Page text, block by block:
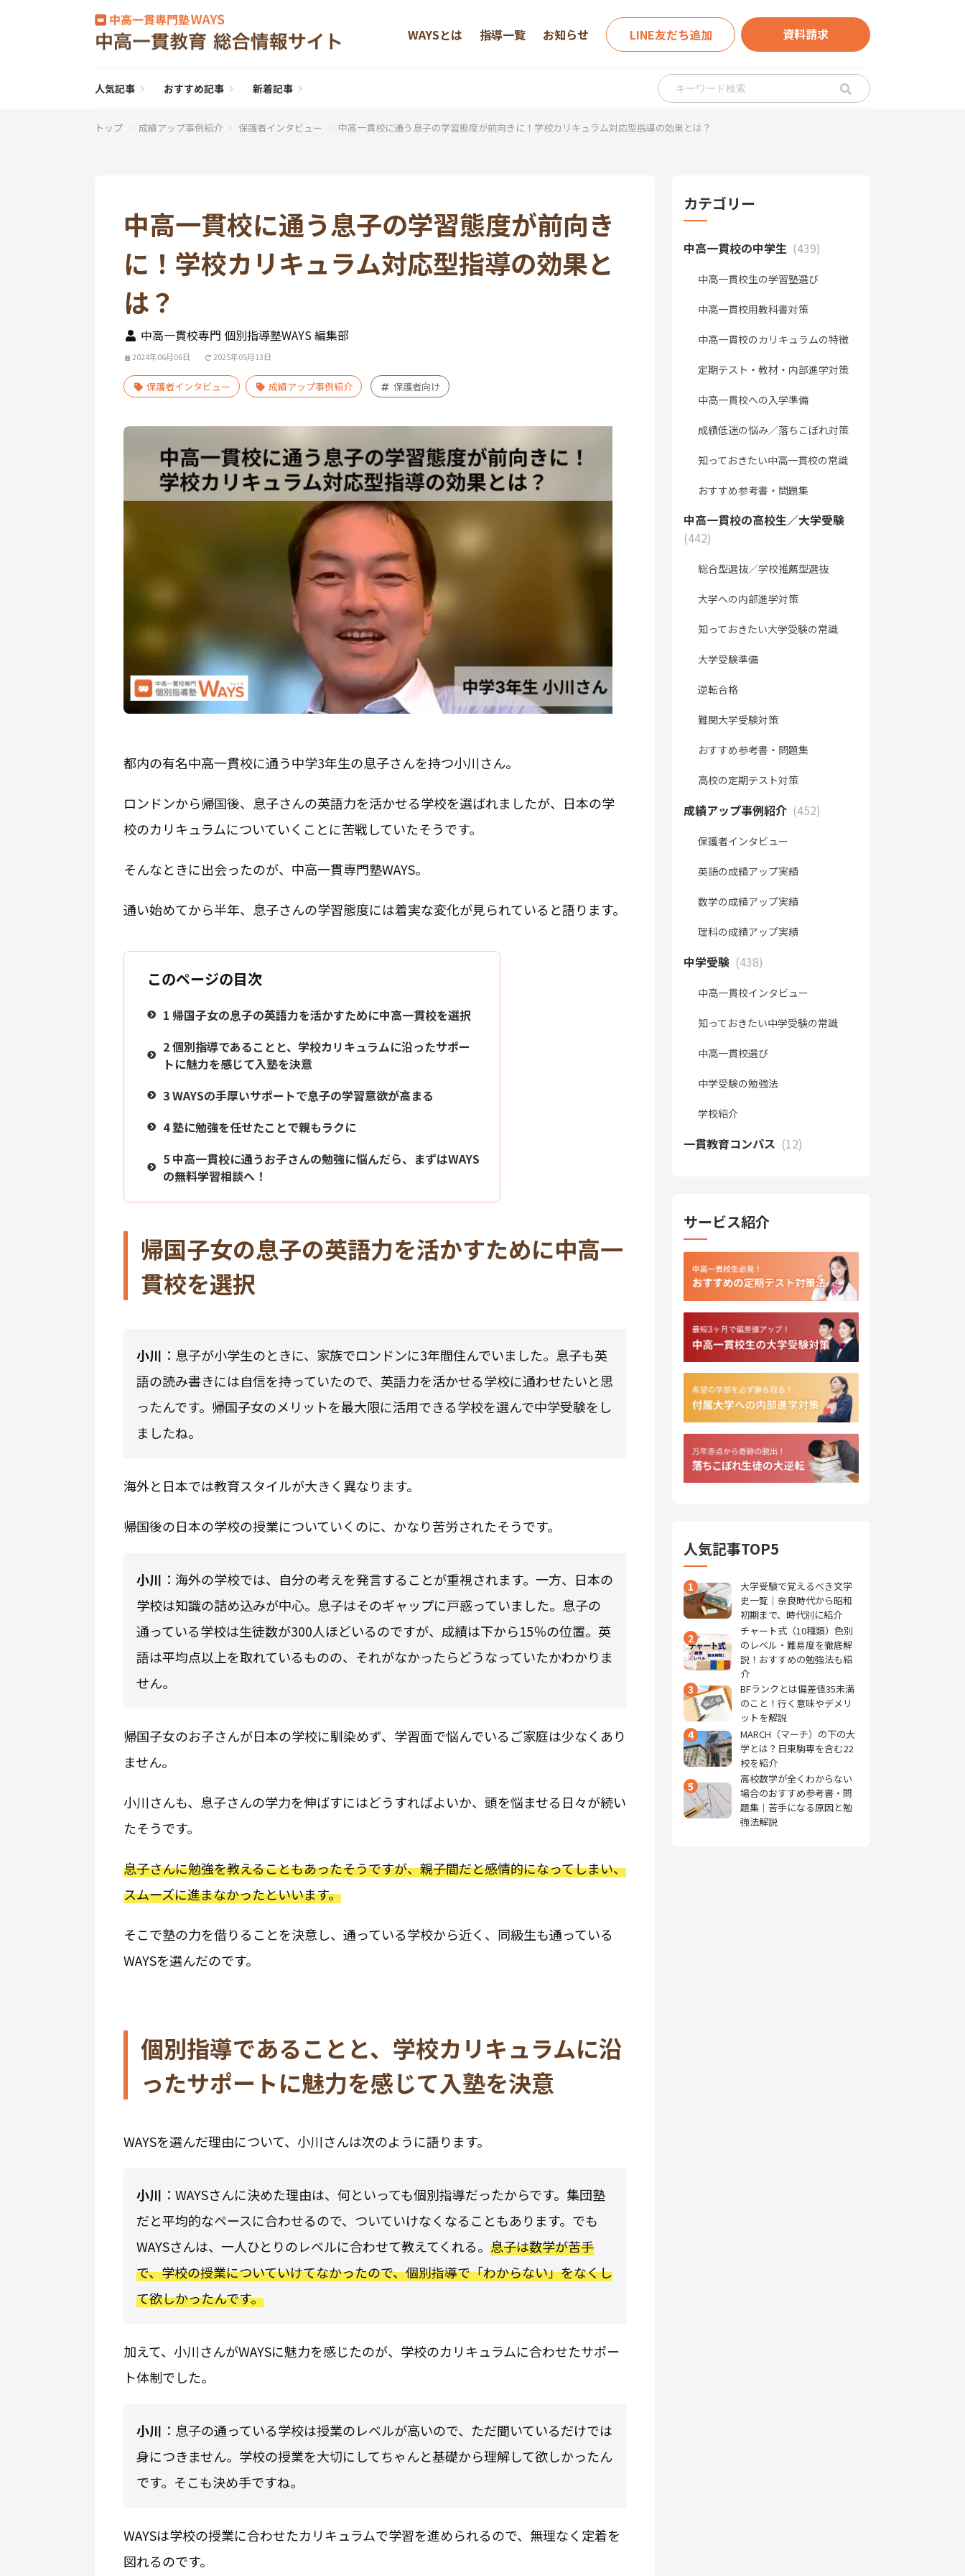
WAYSとは 指導一覧 お知らせ LINE友だち追加 資料請求
人気記事 おすすめ記事 新着記事
トップ 成績アップ事例紹介 保護者インタビュー 中高一貫校に通う息子の学習態度が前向きに！学校カリキュラム対応型指導の効果とは？
中高一貫校に通う息子の学習態度が前向き
に！学校カリキュラム対応型指導の効果と
は？
中高一貫校専門 個別指導塾WAYS 編集部
2024年06月06日 2025年05月13日
保護者インタビュー 成績アップ事例紹介 保護者向け
都内の有名中高一貫校に通う中学3年生の息子さんを持つ小川さん。
ロンドンから帰国後、息子さんの英語力を活かせる学校を選ばれましたが、日本の学
校のカリキュラムについていくことに苦戦していたそうです。
そんなときに出会ったのが、中高一貫専門塾WAYS。
通い始めてから半年、息子さんの学習態度には着実な変化が見られていると語ります。
このページの目次
1 帰国子女の息子の英語力を活かすために中高一貫校を選択
2個別指導であることと、学校カリキュラムに沿ったサポー
トに魅力を感じて入塾を決意
3WAYSの手厚いサポートで息子の学習意欲が高まる
4塾に勉強を任せたことで親もラクに
5 中高一貫校に通うお子さんの勉強に悩んだら、まずはWAYS
の無料学習相談へ！
帰国子女の息子の英語力を活かすために中高一
貫校を選択
小川 ：息子が小学生のときに、家族でロンドンに3年間住んでいました。息子も英
語の読み書きには自信を持っていたので、英語力を活かせる学校に通わせたいと思
ったんです。帰国子女のメリットを最大限に活用できる学校を選んで中学受験をし
ましたね。
海外と日本では教育スタイルが大きく異なります。
帰国後の日本の学校の授業についていくのに、かなり苦労されたそうです。
小川 ：海外の学校では、自分の考えを発言することが重視されます。一方、日本の
学校は知識の詰め込みが中心。息子はそのギャップに戸惑っていました。息子の
通っている学校は生徒数が300人ほどいるのですが、成績は下から15％の位置。英
語は平均点以上を取れているものの、それがなかったらどうなっていたかわかりま
せん。
帰国子女のお子さんが日本の学校に馴染めず、学習面で悩んでいるご家庭は少なくあり
ません。
小川さんも、息子さんの学力を伸ばすにはどうすればよいか、頭を悩ませる日々が続い
たそうです。
息子さんに勉強を教えることもあったそうですが、親子間だと感情的になってしまい、
スムーズに進まなかったといいます。
そこで塾の力を借りることを決意し、通っている学校から近く、同級生も通っている
WAYSを選んだのです。
個別指導であることと、学校カリキュラムに沿
ったサポートに魅力を感じて入塾を決意
WAYSを選んだ理由について、小川さんは次のように語ります。
小川 ：WAYSさんに決めた理由は、何といっても個別指導だったからです。集団塾
だと平均的なペースに合わせるので、ついていけなくなることもあります。でも
WAYSさんは、一人ひとりのレベルに合わせて教えてくれる。 息子は数学が苦手
で、学校の授業についていけてなかったので、個別指導で「わからない」をなくし
て欲しかったんです。
加えて、小川さんがWAYSに魅力を感じたのが、学校のカリキュラムに合わせたサポー
ト体制でした。
小川 ：息子の通っている学校は授業のレベルが高いので、ただ聞いているだけでは
身につきません。学校の授業を大切にしてちゃんと基礎から理解して欲しかったん
です。そこも決め手ですね。
WAYSは学校の授業に合わせたカリキュラムで学習を進められるので、無理なく定着を
図れるのです。
カテゴリー
中高一貫校の中学生 (439)
中高一貫校生の学習塾選び
中高一貫校用教科書対策
中高一貫校のカリキュラムの特徴
定期テスト・教材・内部進学対策
中高一貫校への入学準備
成績低迷の悩み／落ちこぼれ対策
知っておきたい中高一貫校の常識
おすすめ参考書・問題集
中高一貫校の高校生／大学受験
(442)
総合型選抜／学校推薦型選抜
大学への内部進学対策
知っておきたい大学受験の常識
大学受験準備
逆転合格
難関大学受験対策
おすすめ参考書・問題集
高校の定期テスト対策
成績アップ事例紹介 (452)
保護者インタビュー
英語の成績アップ実績
数学の成績アップ実績
理科の成績アップ実績
中学受験 (438)
中高一貫校インタビュー
知っておきたい中学受験の常識
中高一貫校選び
中学受験の勉強法
学校紹介
一貫教育コンパス (12)
サービス紹介
人気記事TOP5
1
大学受験で覚えるべき文学
史一覧｜奈良時代から昭和
初期まで、時代別に紹介
2
チャート式（10種類）色別
のレベル・難易度を徹底解
説！おすすめの勉強法も紹
介
3
BFランクとは偏差値35未満
のこと！行く意味やデメリ
ットを解説
4
MARCH（マーチ）の下の大
学とは？日東駒専を含む22
校を紹介
5
高校数学が全くわからない
場合のおすすめ参考書・問
題集｜苦手になる原因と勉
強法解説